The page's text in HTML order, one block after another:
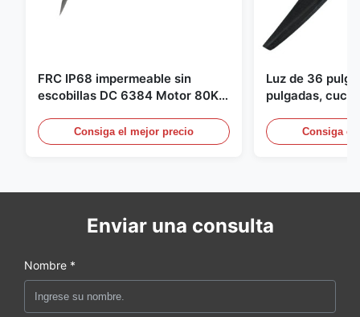
FRC IP68 impermeable sin
escobillas DC 6384 Motor 80KV
surf propulsor submarino hidro
Consiga el mejor precio
Luz de 36
pulgadas,
pulgadas para
Consiga el
Enviar una consulta
Nombre *